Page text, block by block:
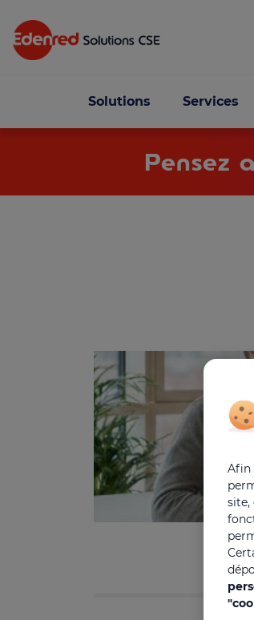
Navigation
Solutions Services
Pensez
Afin
site,